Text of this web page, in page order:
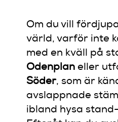
Om du vill
värld, varför inte
med en kväll på
Odenplan eller
Söder, som är
avslappnade
ibland hysa